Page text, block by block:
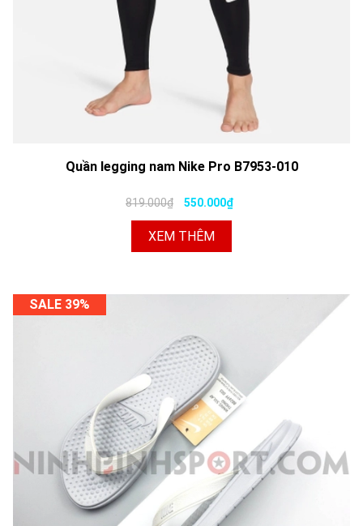
Quần legging nam Nike Pro B7953-010
819.000₫ 550.000₫
XEM THÊM
SALE 39%